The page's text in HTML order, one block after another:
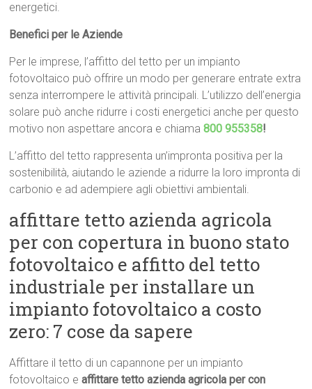
energetici.
Benefici per le Aziende
Per le imprese, l’affitto del tetto per un impianto
fotovoltaico può offrire un modo per generare entrate extra
senza interrompere le attività principali. L’utilizzo dell’energia
solare può anche ridurre i costi energetici anche per questo
motivo non aspettare ancora e chiama800 955358!
L’affitto del tetto rappresenta un’impronta positiva per la
sostenibilità, aiutando le aziende a ridurre la loro impronta di
carbonio e ad adempiere agli obiettivi ambientali.
affittare tetto azienda agricola
per con copertura in buono stato
fotovoltaico e affitto del tetto
industriale per installare un
impianto fotovoltaico a costo
zero: 7 cose da sapere
Affittare il tetto di un capannone per un impianto
fotovoltaico eaffittare tetto azienda agricola per con